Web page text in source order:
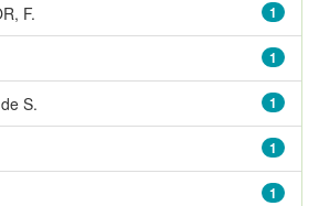
1
F.
1
1
S.
1
1